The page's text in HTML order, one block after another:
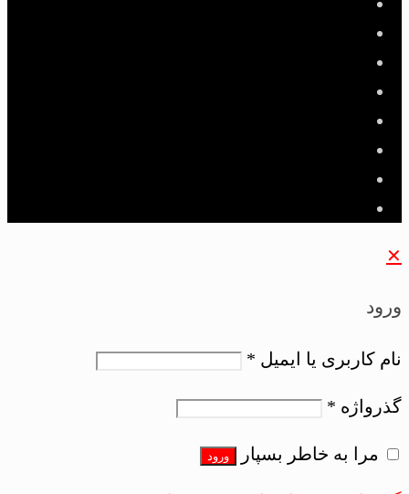
✕
ورود
نام کاربری یا ایمیل *
گذرواژه *
مرا به خاطر بسپار ورود